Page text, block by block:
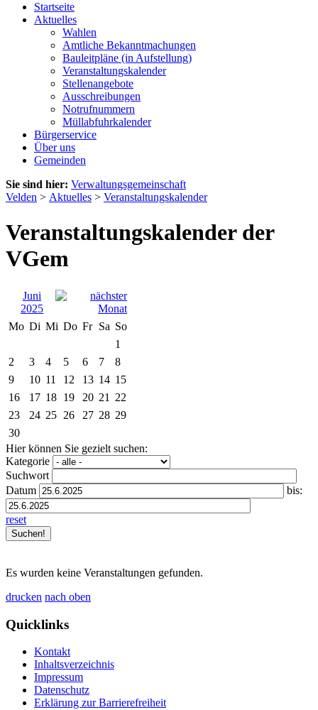
Startseite
Aktuelles
Wahlen
Amtliche Bekanntmachungen
Bauleitpläne (in Aufstellung)
Veranstaltungskalender
Stellenangebote
Ausschreibungen
Notrufnummern
Müllabfuhrkalender
Bürgerservice
Über uns
Gemeinden
Sie sind hier: Verwaltungsgemeinschaft
Velden > Aktuelles > Veranstaltungskalender
Veranstaltungskalender der
VGem
Juni
2025
Mo Di Mi Do Fr Sa So
1
2
3 4 5 6 7
8
9
10 11 12 13 14 15
16
17 18 19 20 21
22
23
24 25 26 27 28 29
30
Hier können Sie gezielt suchen:
Kategorie
Suchwort
Datum
bis:
reset
Es wurden keine Veranstaltungen gefunden.
drucken nach oben
Quicklinks
Kontakt
Inhaltsverzeichnis
Impressum
Datenschutz
Erklärung zur Barrierefreiheit